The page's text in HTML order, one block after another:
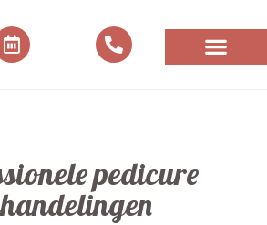
pedicure